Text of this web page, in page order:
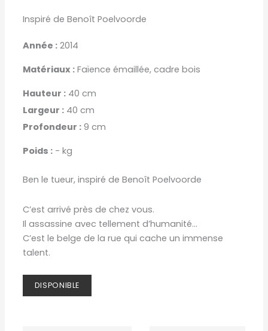
Inspiré de Benoît Poelvoorde
Année :2014
Matériaux :Faïence émaillée, cadre bois
Hauteur :40 cm
Largeur :40 cm
Profondeur :9 cm
Poids :- kg
Ben le tueur, inspiré de Benoît Poelvoorde
C’est arrivé près de chez vous.
Il assassine avec tellement d’humanité...
C’est le belge de la rue qui cache un immense
talent.
DISPONIBLE